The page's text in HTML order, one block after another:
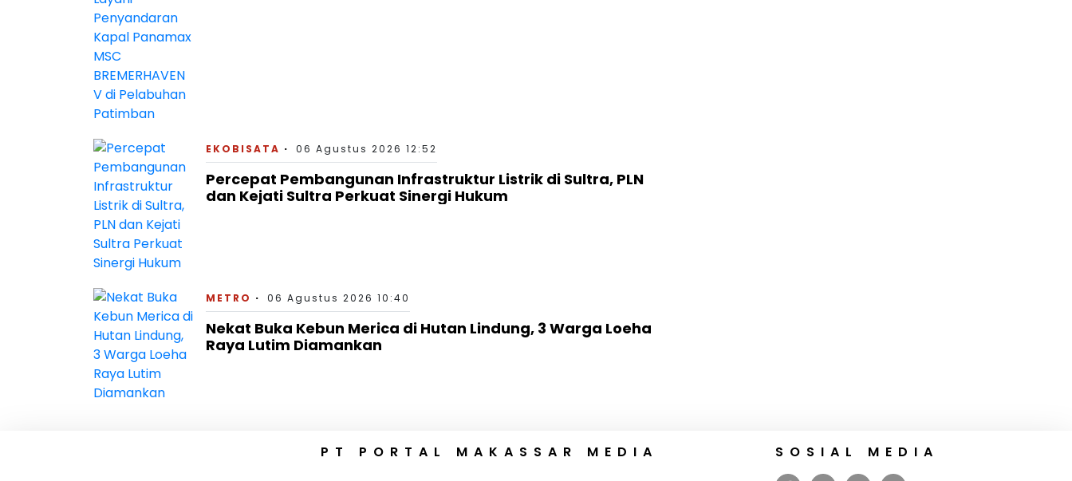
EKOBISATA 06 Agustus 2026 12:52
Percepat Pembangunan Infrastruktur Listrik di Sultra, PLN
dan Kejati Sultra Perkuat Sinergi Hukum
METRO 06 Agustus 2026 10:40
Nekat Buka Kebun Merica di Hutan Lindung, 3 Warga Loeha
Raya Lutim Diamankan
PT PORTAL MAKASSAR MEDIA
SOSIAL MEDIA